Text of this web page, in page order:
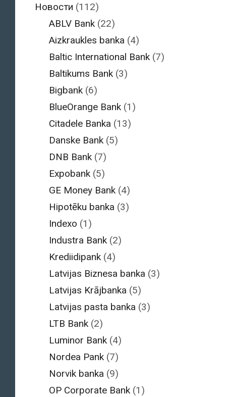
Новости (112)
ABLV Bank (22)
Aizkraukles banka (4)
Baltic International Bank (7)
Baltikums Bank (3)
Bigbank (6)
BlueOrange Bank (1)
Citadele Banka (13)
Danske Bank (5)
DNB Bank (7)
Expobank (5)
GE Money Bank (4)
Hipotēku banka (3)
Indexo (1)
Industra Bank (2)
Krediidipank (4)
Latvijas Biznesa banka (3)
Latvijas Krājbanka (5)
Latvijas pasta banka (3)
LTB Bank (2)
Luminor Bank (4)
Nordea Pank (7)
Norvik banka (9)
OP Corporate Bank (1)